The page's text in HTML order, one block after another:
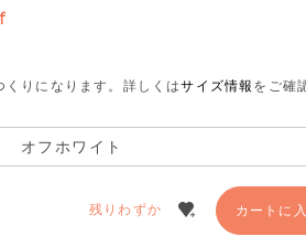
りになります。 詳しくはサイズ情報 をご確
オフホワイト
残りわずか カートに